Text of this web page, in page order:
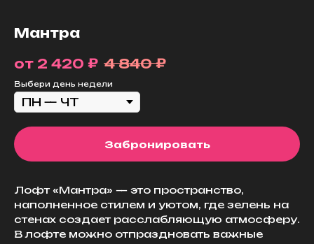
Мантра
2 420 ₽ 4 840 ₽
Выбери день недели
Забронировать
Лофт «Мантра» — это пространство,
наполненное стилем и уютом, где зелень на
стенах создает расслабляющую атмосферу.
В лофте можно отпраздновать важные